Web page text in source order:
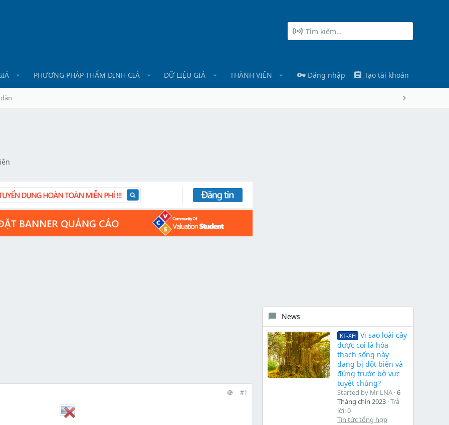
PHƯƠNG PHÁP THẨM ĐỊNH GIÁ DỮ LIỆU GIÁ THÀNH VIÊN Đăng nhập Tạo tài khoản
#1
News
KT-XH
Vì sao loài cây
được coi là hóa
thạch sống này
đang bị đột biến và
đứng trước bờ vực
tuyệt chủng?
Started by Mr LNA 6
Tháng chín 2023 Trả
lời: 0
Tin tức tổng hợp